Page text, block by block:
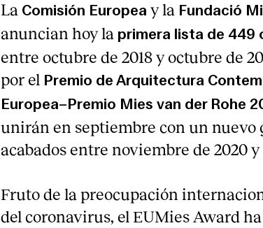
La Comisión Europea y la Fundació
anuncian hoy la primera lista de 449
entre octubre de 2018 y octubre de
por el Premio de Arquitectura
Europea–Premio Mies van der Rohe
unirán en septiembre con un nuevo
acabados entre noviembre de 2020 y
Fruto de la preocupación
del coronavirus, el EUMies Award